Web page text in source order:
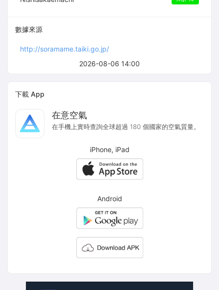
2026-08-06 14:00
數據來源
http://soramame.taiki.go.jp/
下載 App
在意空氣
在手機上實時查詢全球超過 180 個國家的空氣質量。
iPhone, iPad
Android